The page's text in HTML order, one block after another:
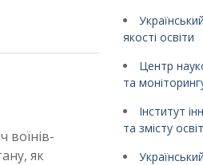
воїнів-
як
якості освіти
Центр
та
Інститут
та змісту